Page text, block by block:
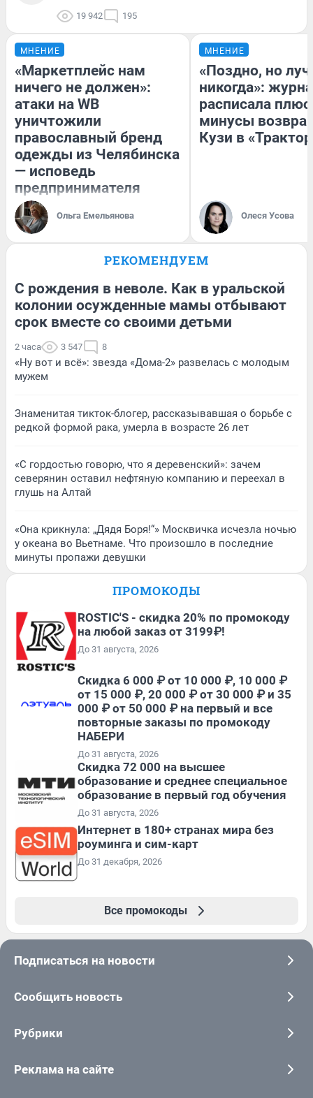
19 942 195
МНЕНИЕ
«Маркетплейс нам
ничего не должен»:
атаки на WB
уничтожили
православный бренд
одежды из Челябинска
— исповедь
предпринимателя
Ольга Емельянова
МНЕНИЕ
«Поздно, но
никогда»:
расписала
минусы
Кузи в
Олеся Усова
РЕКОМЕНДУЕМ
С рождения в неволе. Как в уральской
колонии осужденные мамы отбывают
срок вместе со своими детьми
2 часа 3 547 8
«Ну вот и всё»: звезда «Дома-2» развелась с молодым
мужем
Знаменитая тикток-блогер, рассказывавшая о борьбе с
редкой формой рака, умерла в возрасте 26 лет
«С гордостью говорю, что я деревенский»: зачем
северянин оставил нефтяную компанию и переехал в
глушь на Алтай
«Она крикнула: „Дядя Боря!“» Москвичка исчезла ночью
у океана во Вьетнаме. Что произошло в последние
минуты пропажи девушки
ПРОМОКОДЫ
ROSTIC'S - скидка 20% по промокоду
на любой заказ от 3199₽!
До 31 августа, 2026
Скидка 6 000 ₽ от 10 000 ₽, 10 000 ₽
от 15 000 ₽, 20 000 ₽ от 30 000 ₽ и 35
000 ₽ от 50 000 ₽ на первый и все
повторные заказы по промокоду
НАБЕРИ
До 31 августа, 2026
Скидка 72 000 на высшее
образование и среднее специальное
образование в первый год обучения
До 31 августа, 2026
Интернет в 180+ странах мира без
роуминга и сим-карт
До 31 декабря, 2026
Все промокоды
Подписаться на новости
Сообщить новость
Рубрики
Реклама на сайте